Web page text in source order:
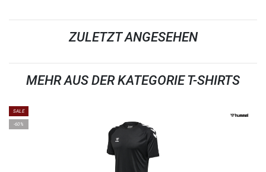
ZULETZT ANGESEHEN
MEHR AUS DER KATEGORIE T-SHIRTS
SALE
-60%